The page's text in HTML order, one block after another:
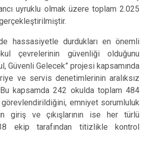
uyruklu olmak üzere toplam 2.025
hassasiyetle durdukları en önemli
çevrelerinin güvenliği olduğunu
Güvenli Gelecek” projesi kapsamında
ve servis denetimlerinin aralıksız
kapsamda 242 okulda toplam 484
emniyet sorumluluk
giriş ve çıkışlarının ise her türlü
ekip tarafından titizlikle kontrol